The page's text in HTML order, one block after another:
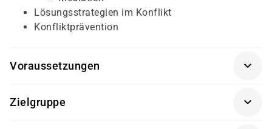
Lösungsstrategien im Konflikt
Konfliktprävention
Voraussetzungen
folgende Vorkenntnisse mitbringen:
Zielgruppe